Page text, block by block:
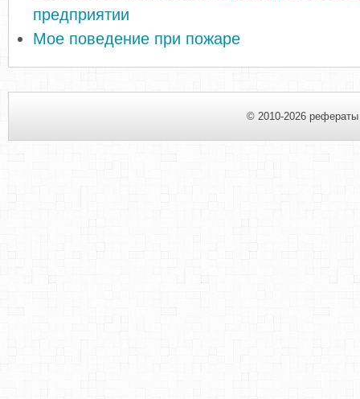
предприятии
Мое поведение при пожаре
© 2010-2026 рефераты